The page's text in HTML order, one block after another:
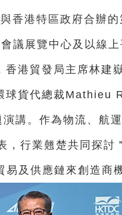
香港特區政府合辦的
議展覽中心及以線
港貿發局主席林建
球貨代總裁Mathieu
講。作為物流、航
，行業翹楚共同探討
及供應鏈來創造商機